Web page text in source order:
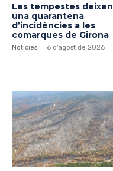
Les tempestes deixen
una quarantena
d’incidències a les
comarques de Girona
Notícies 6 d'agost de 2026